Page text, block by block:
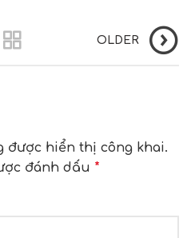
OLDER
được hiển thị công khai.
đánh dấu *